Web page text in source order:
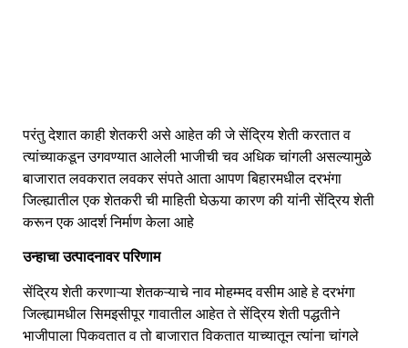
परंतु देशात काही शेतकरी असे आहेत की जे सेंद्रिय शेती करतात व
त्यांच्याकडून उगवण्यात आलेली भाजीची चव अधिक चांगली असल्यामुळे
बाजारात लवकरात लवकर संपते आता आपण बिहारमधील दरभंगा
जिल्ह्यातील एक शेतकरी ची माहिती घेऊया कारण की यांनी सेंद्रिय शेती
करून एक आदर्श निर्माण केला आहे
उन्हाचा उत्पादनावर परिणाम
सेंद्रिय शेती करणाऱ्या शेतकऱ्याचे नाव मोहम्मद वसीम आहे हे दरभंगा
जिल्ह्यामधील सिमइसीपूर गावातील आहेत ते सेंद्रिय शेती पद्धतीने
भाजीपाला पिकवतात व तो बाजारात विकतात याच्यातून त्यांना चांगले